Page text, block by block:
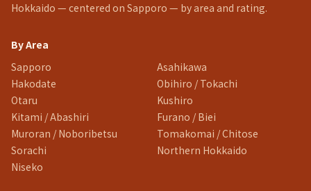
Hokkaido — centered on Sapporo — by area and rating.
By Area
Sapporo
Asahikawa
Hakodate
Obihiro / Tokachi
Otaru
Kushiro
Kitami / Abashiri
Furano / Biei
Muroran / Noboribetsu
Tomakomai / Chitose
Sorachi
Northern Hokkaido
Niseko